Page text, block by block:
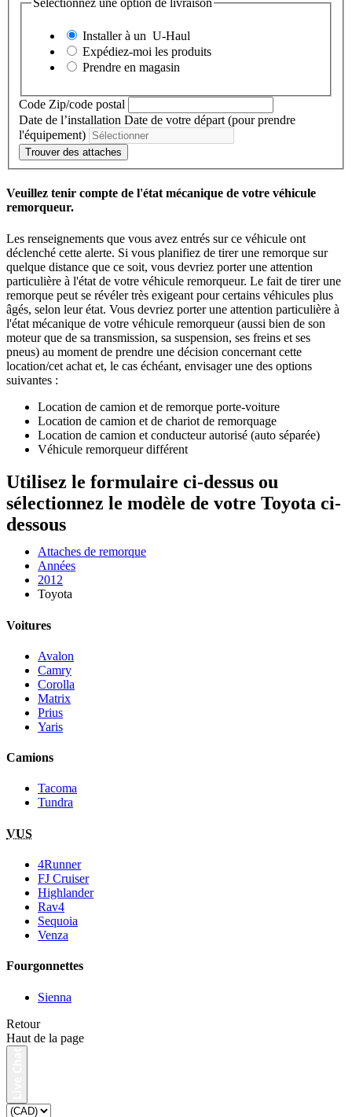
Sélectionnez une option de livraison
Installer à un U-Haul
Expédiez-moi les produits
Prendre en magasin
Code Zip/code postal
Date de l’installation Date de votre départ (pour prendre
l'équipement)
Trouver des attaches
Veuillez tenir compte de l'état mécanique de votre véhicule
remorqueur.
Les renseignements que vous avez entrés sur ce véhicule ont
déclenché cette alerte. Si vous planifiez de tirer une remorque sur
quelque distance que ce soit, vous devriez porter une attention
particulière à l'état de votre véhicule remorqueur. Le fait de tirer une
remorque peut se révéler très exigeant pour certains véhicules plus
âgés, selon leur état. Vous devriez porter une attention particulière à
l'état mécanique de votre véhicule remorqueur (aussi bien de son
moteur que de sa transmission, sa suspension, ses freins et ses
pneus) au moment de prendre une décision concernant cette
location/cet achat et, le cas échéant, envisager une des options
suivantes :
Location de camion et de remorque porte-voiture
Location de camion et de chariot de remorquage
Location de camion et conducteur autorisé (auto séparée)
Véhicule remorqueur différent
Utilisez le formulaire ci-dessus ou
sélectionnez le modèle de votre Toyota ci-
dessous
Attaches de remorque
Années
2012
Toyota
Voitures
Avalon
Camry
Corolla
Matrix
Prius
Yaris
Camions
Tacoma
Tundra
VUS
4Runner
FJ Cruiser
Highlander
Rav4
Sequoia
Venza
Fourgonnettes
Sienna
Retour
Haut de la page